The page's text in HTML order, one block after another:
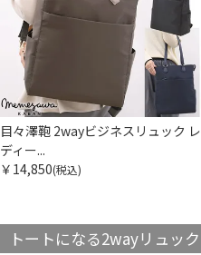
目々澤鞄 2wayビジネスリュック レ
ディー...
￥14,850(税込)
トートになる2wayリュック